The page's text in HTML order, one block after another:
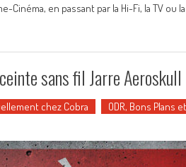
Cinéma, en passant par la Hi-Fi, la TV ou la
sans fil Jarre
chez Cobra ODR, Bons Plans